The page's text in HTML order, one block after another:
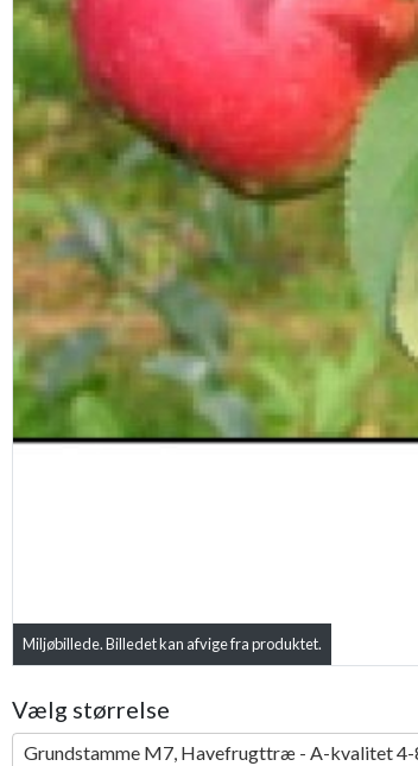
Miljøbillede. Billedet kan afvige fra produktet.
Vælg størrelse
Grundstamme M7, Havefrugttræ - A-kvalitet 4-